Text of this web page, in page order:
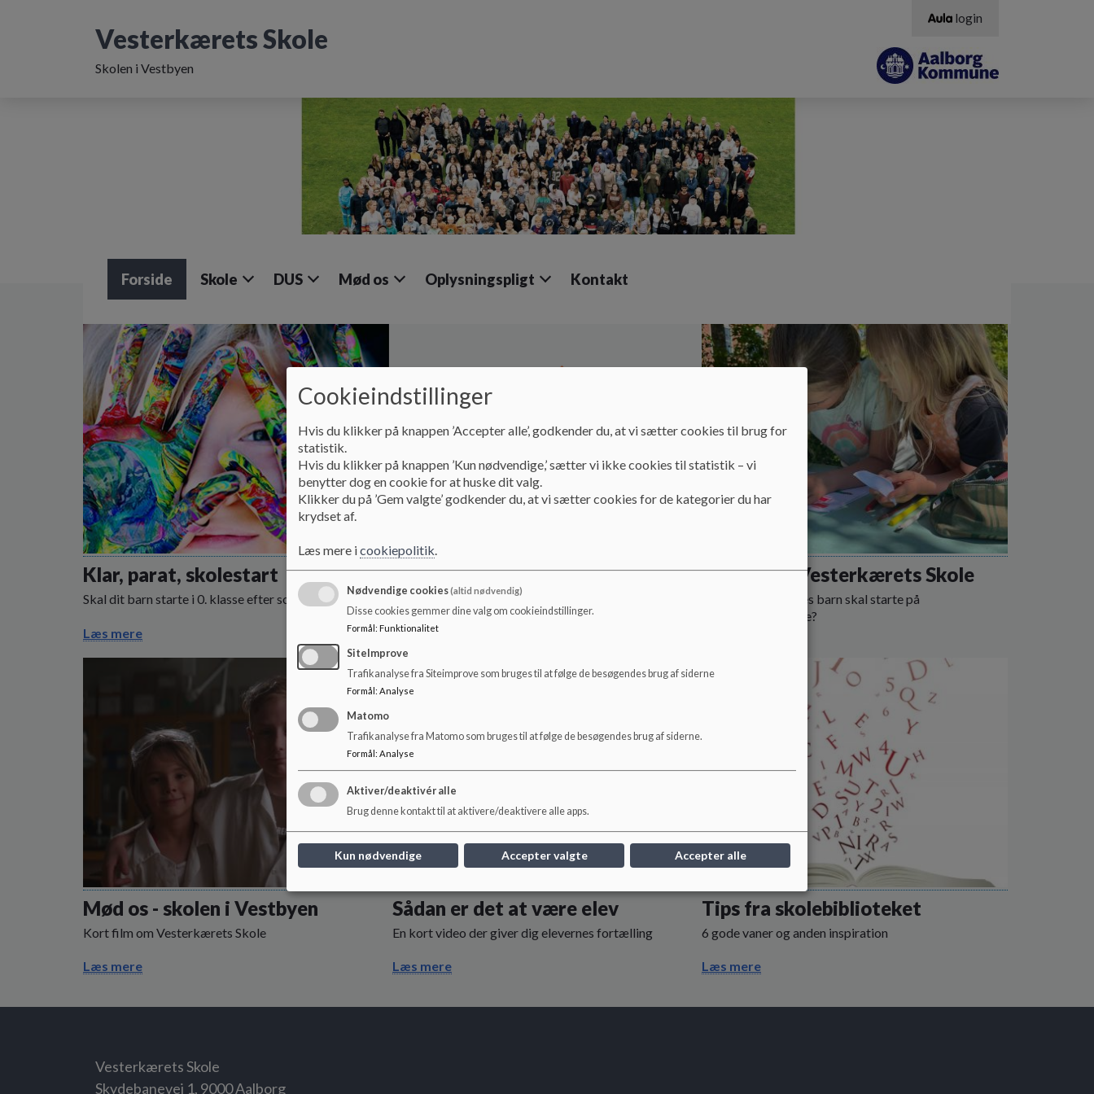
Vesterkærets Skole
Skolen i Vestbyen
login
Forside Skole DUS Mød os Oplysningspligt Kontakt
Klar, parat, skolestart
Skal dit barn starte i 0. klasse efter sommerferien?
Læs mere
Skolen i Vestbyen
Vesterkærets skole er en folkeskole med stort F.
Her er plads til alle.
Læs mere
Ny elev på Vesterkærets Skole
Overvejer I om jeres barn skal starte på
Vesterkærets Skole?
Mød os - skolen i Vestbyen
Kort film om Vesterkærets Skole
Læs mere
Sådan er det at være elev
En kort video der giver dig elevernes fortælling
Læs mere
Tips fra skolebiblioteket
6 gode vaner og anden inspiration
Læs mere
Vesterkærets Skole
Skydebanevej 1, 9000 Aalborg
Cookieindstillinger
Hvis du klikker på knappen ’Accepter alle’, godkender du, at vi sætter cookies til brug for
statistik.
Hvis du klikker på knappen ’Kun nødvendige,’ sætter vi ikke cookies til statistik – vi
benytter dog en cookie for at huske dit valg.
Klikker du på ’Gem valgte’ godkender du, at vi sætter cookies for de kategorier du har
krydset af.
Læs mere icookiepolitik.
Nødvendige cookies(altid nødvendig)
Disse cookies gemmer dine valg om cookieindstillinger.
Formål : Funktionalitet
SiteImprove
Trafikanalyse fra Siteimprove som bruges til at følge de besøgendes brug af siderne
Formål : Analyse
Matomo
Trafikanalyse fra Matomo som bruges til at følge de besøgendes brug af siderne.
Formål: Analyse
Aktiver/deaktivér alle
Brug denne kontakt til at aktivere/deaktivere alle apps.
Kun nødvendige Accepter valgte Accepter alle